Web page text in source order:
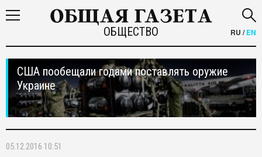
ОБЩЕСТВО RU /EN
США пообещали годами поставлять оружие
Украине
05.12.2016 10:51